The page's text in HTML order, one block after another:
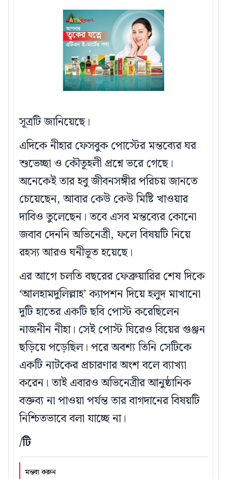
সূত্রটি জানিয়েছে।
এদিকে নীহার ফেসবুক পোস্টের মন্তব্যের ঘর
শুভেচ্ছা ও কৌতূহলী প্রশ্নে ভরে গেছে।
অনেকেই তার হবু জীবনসঙ্গীর পরিচয় জানতে
চেয়েছেন, আবার কেউ কেউ মিষ্টি খাওয়ার
দাবিও তুলেছেন। তবে এসব মন্তব্যের কোনো
জবাব দেননি অভিনেত্রী, ফলে বিষয়টি নিয়ে
রহস্য আরও ঘনীভূত হয়েছে।
এর আগে চলতি বছরের ফেব্রুয়ারির শেষ দিকে
‘আলহামদুলিল্লাহ’ ক্যাপশন দিয়ে হলুদ মাখানো
দুটি হাতের একটি ছবি পোস্ট করেছিলেন
নাজনীন নীহা। সেই পোস্ট ঘিরেও বিয়ের গুঞ্জন
ছড়িয়ে পড়েছিল। পরে অবশ্য তিনি সেটিকে
একটি নাটকের প্রচারণার অংশ বলে ব্যাখ্যা
করেন। তাই এবারও অভিনেত্রীর আনুষ্ঠানিক
বক্তব্য না পাওয়া পর্যন্ত তার বাগদানের বিষয়টি
নিশ্চিতভাবে বলা যাচ্ছে না।
/টি
মন্তব্য করুন